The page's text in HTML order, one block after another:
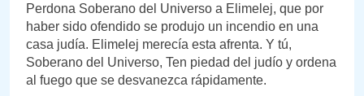
Perdona Soberano del Universo a Elimelej, que por
haber sido ofendido se produjo un incendio en una
casa judía. Elimelej merecía esta afrenta. Y tú,
Soberano del Universo, Ten piedad del judío y ordena
al fuego que se desvanezca rápidamente.